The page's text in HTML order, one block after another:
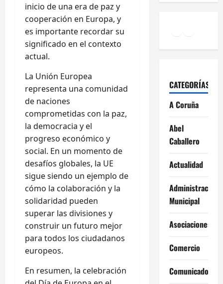
inicio de una era de paz y
cooperación en Europa, y
es importante recordar su
significado en el contexto
actual.
La Unión Europea
representa una comunidad
de naciones
comprometidas con la paz,
la democracia y el
progreso económico y
social. En un momento de
desafíos globales, la UE
sigue siendo un ejemplo de
cómo la colaboración y la
solidaridad pueden
superar las divisiones y
construir un futuro mejor
para todos los ciudadanos
europeos.
En resumen, la celebración
CATEGORÍAS
A Coruña
Abel
Caballero
Actualidad
Administración
Municipal
Asociaciones
Comercio
Comunicados